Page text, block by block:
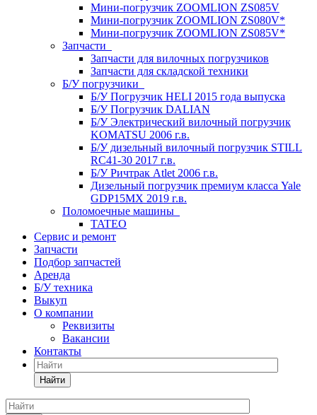
Мини-погрузчик ZOOMLION ZS085V
Мини-погрузчик ZOOMLION ZS080V*
Мини-погрузчик ZOOMLION ZS085V*
Запчасти
Запчасти для вилочных погрузчиков
Запчасти для складской техники
Б/У погрузчики
Б/У Погрузчик HELI 2015 года выпуска
Б/У Погрузчик DALIAN
Б/У Электрический вилочный погрузчик
KOMATSU 2006 г.в.
Б/У дизельный вилочный погрузчик STILL
RC41-30 2017 г.в.
Б/У Ричтрак Atlet 2006 г.в.
Дизельный погрузчик премиум класса Yale
GDP15MX 2019 г.в.
Поломоечные машины
TATEO
Сервис и ремонт
Запчасти
Подбор запчастей
Аренда
Б/У техника
Выкуп
О компании
Реквизиты
Вакансии
Контакты
Найти